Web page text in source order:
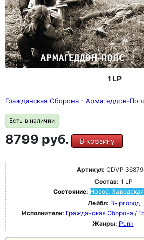
1 LP
Гражданская Оборона - Армагеддон-
Есть в наличии
8799 руб. В корзину
Артикул: CDVP
Состав: 1 LP
Состояние: Новое.
Лейбл: Выргород
Исполнители: Гражданская Оборона /
Жанры: Punk